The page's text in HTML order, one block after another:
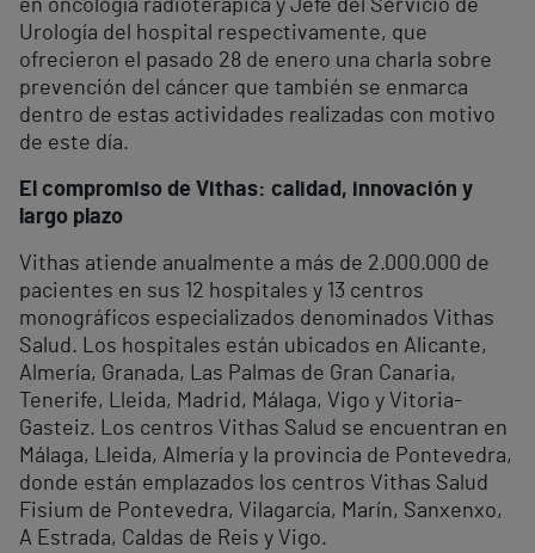
en oncología radioterápica y Jefe del Servicio de
Urología del hospital respectivamente, que
ofrecieron el pasado 28 de enero una charla sobre
prevención del cáncer que también se enmarca
dentro de estas actividades realizadas con motivo
de este día.
El compromiso de Vithas: calidad, innovación y
largo plazo
Vithas atiende anualmente a más de 2.000.000 de
pacientes en sus 12 hospitales y 13 centros
monográficos especializados denominados Vithas
Salud. Los hospitales están ubicados en Alicante,
Almería, Granada, Las Palmas de Gran Canaria,
Tenerife, Lleida, Madrid, Málaga, Vigo y Vitoria-
Gasteiz. Los centros Vithas Salud se encuentran en
Málaga, Lleida, Almería y la provincia de Pontevedra,
donde están emplazados los centros Vithas Salud
Fisium de Pontevedra, Vilagarcía, Marín, Sanxenxo,
A Estrada, Caldas de Reis y Vigo.